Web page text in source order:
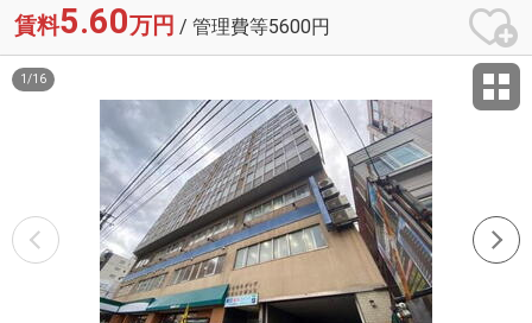
賃料5.60万円 / 管理費等5600円
1 /16